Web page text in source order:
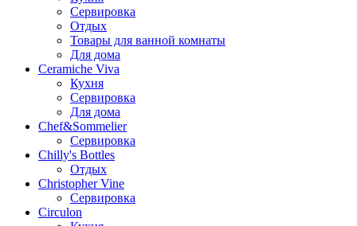
Сервировка
Отдых
Товары для ванной комнаты
Для дома
Ceramiche Viva
Кухня
Сервировка
Для дома
Chef&Sommelier
Сервировка
Chilly's Bottles
Отдых
Christopher Vine
Сервировка
Circulon